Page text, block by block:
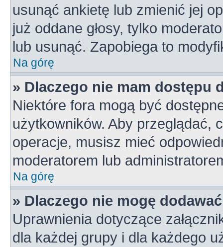
usunąć ankietę lub zmienić jej
już oddane głosy, tylko
lub usunąć. Zapobiega to
Na górę
» Dlaczego nie mam dostępu
Niektóre fora mogą być
użytkowników. Aby przeglądać,
operacje, musisz mieć
moderatorem lub
Na górę
» Dlaczego nie mogę
Uprawnienia dotyczące
dla każdej grupy i dla każdego